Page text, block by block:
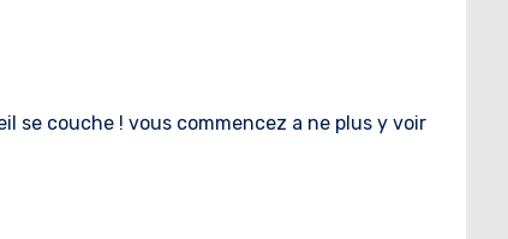
se couche ! vous commencez a ne plus y voir